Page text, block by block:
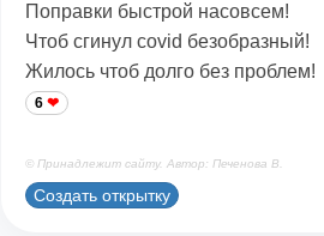
Поправки быстрой насовсем!
Чтоб сгинул covid безобразный!
Жилось чтоб долго без проблем!
6
© Принадлежит сайту. Автор: Печенова В.
Создать открытку